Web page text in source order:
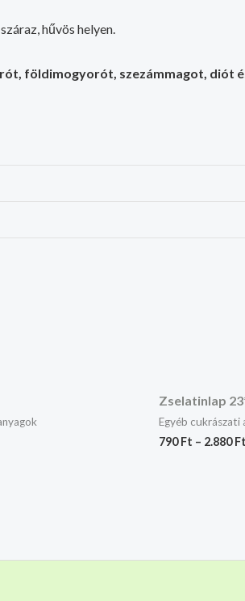
hűvös helyen.
földimogyorót, szezámmagot, diót
Zselatinlap
Egyéb cukrászati
790Ft – 2.880Ft